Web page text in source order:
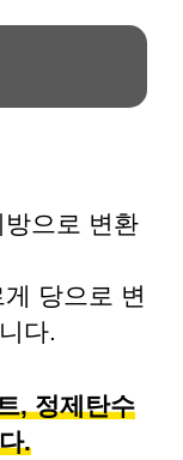
으로 변환
당으로 변
다.
, 정제탄수
.